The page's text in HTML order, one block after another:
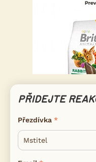
PŘIDEJTE
Přezdívka